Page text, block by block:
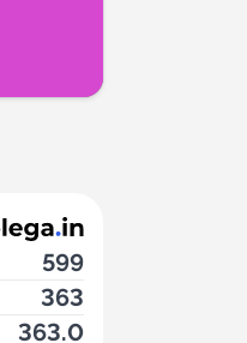
599
363
363.0